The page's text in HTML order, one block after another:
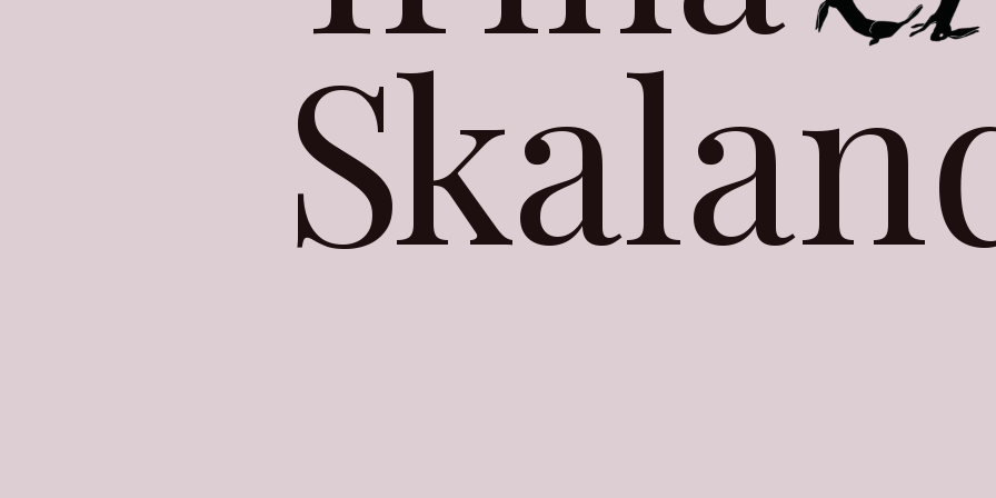
Жизнь без кролика
S